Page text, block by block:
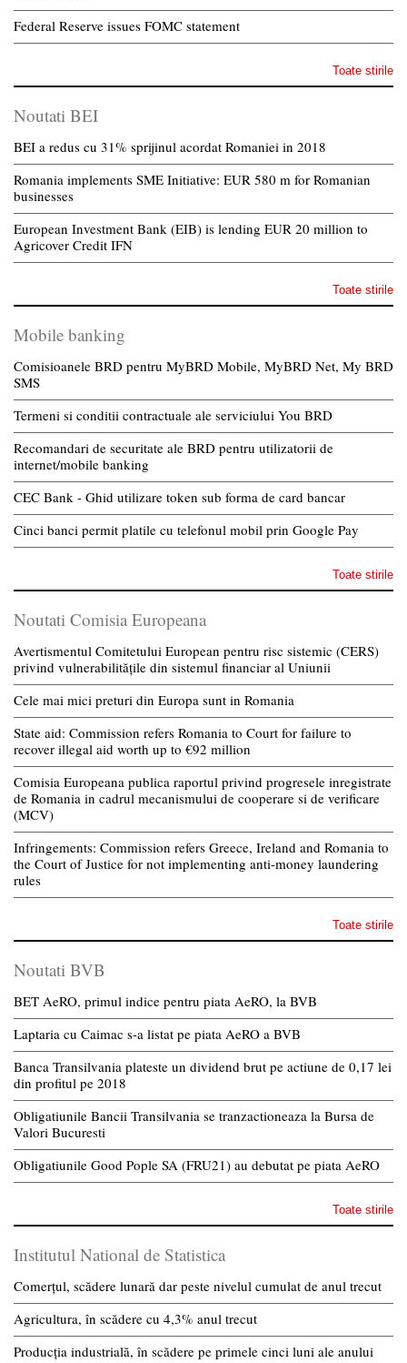
Federal Reserve issues FOMC statement
Toate stirile
Noutati BEI
BEI a redus cu 31% sprijinul acordat Romaniei in 2018
Romania implements SME Initiative: EUR 580 m for Romanian
businesses
European Investment Bank (EIB) is lending EUR 20 million to
Agricover Credit IFN
Toate stirile
Mobile banking
Comisioanele BRD pentru MyBRD Mobile, MyBRD Net, My BRD
SMS
Termeni si conditii contractuale ale serviciului You BRD
Recomandari de securitate ale BRD pentru utilizatorii de
internet/mobile banking
CEC Bank - Ghid utilizare token sub forma de card bancar
Cinci banci permit platile cu telefonul mobil prin Google Pay
Toate stirile
Noutati Comisia Europeana
Avertismentul Comitetului European pentru risc sistemic (CERS)
privind vulnerabilitățile din sistemul financiar al Uniunii
Cele mai mici preturi din Europa sunt in Romania
State aid: Commission refers Romania to Court for failure to
recover illegal aid worth up to €92 million
Comisia Europeana publica raportul privind progresele inregistrate
de Romania in cadrul mecanismului de cooperare si de verificare
(MCV)
Infringements: Commission refers Greece, Ireland and Romania to
the Court of Justice for not implementing anti-money laundering
rules
Toate stirile
Noutati BVB
BET AeRO, primul indice pentru piata AeRO, la BVB
Laptaria cu Caimac s-a listat pe piata AeRO a BVB
Banca Transilvania plateste un dividend brut pe actiune de 0,17 lei
din profitul pe 2018
Obligatiunile Bancii Transilvania se tranzactioneaza la Bursa de
Valori Bucuresti
Obligatiunile Good Pople SA (FRU21) au debutat pe piata AeRO
Toate stirile
Institutul National de Statistica
Comerțul, scădere lunară dar peste nivelul cumulat de anul trecut
Agricultura, în scădere cu 4,3% anul trecut
Producția industrială, în scădere pe primele cinci luni ale anului